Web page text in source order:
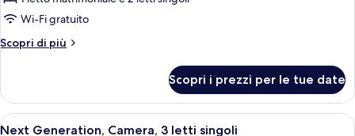
Next
Generation,
Camera,
multipli
Wi-Fi gratuito
Scopri di più
Altri
Generation,
Camera,
letti
Scopri i prezzi per le tue date
Apri
Una camera d'albergo con un letto
8
Next Generation, Camera, 3 letti singoli